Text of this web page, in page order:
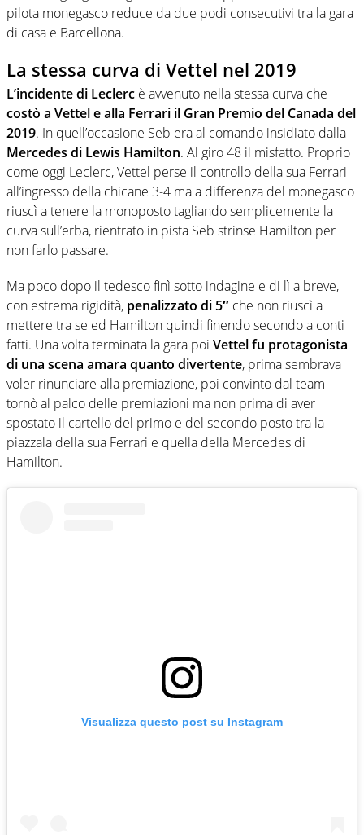
pilota monegasco reduce da due podi consecutivi tra la gara
di casa e Barcellona.
La stessa curva di Vettel nel 2019
L’incidente di Leclerc è avvenuto nella stessa curva che
costò a Vettel e alla Ferrari il Gran Premio del Canada del
2019. In quell’occasione Seb era al comando insidiato dalla
Mercedes di Lewis Hamilton. Al giro 48 il misfatto. Proprio
come oggi Leclerc, Vettel perse il controllo della sua Ferrari
all’ingresso della chicane 3-4 ma a differenza del monegasco
riuscì a tenere la monoposto tagliando semplicemente la
curva sull’erba, rientrato in pista Seb strinse Hamilton per
non farlo passare.
Ma poco dopo il tedesco finì sotto indagine e di lì a breve,
con estrema rigidità, penalizzato di 5″ che non riuscì a
mettere tra se ed Hamilton quindi finendo secondo a conti
fatti. Una volta terminata la gara poi Vettel fu protagonista
di una scena amara quanto divertente, prima sembrava
voler rinunciare alla premiazione, poi convinto dal team
tornò al palco delle premiazioni ma non prima di aver
spostato il cartello del primo e del secondo posto tra la
piazzala della sua Ferrari e quella della Mercedes di
Hamilton.
Visualizza questo post su Instagram